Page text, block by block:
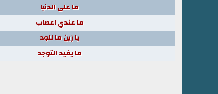
ما على الدنيا
ما عندي اعصاب
يا زين ما للود
ما يفيد التوجد